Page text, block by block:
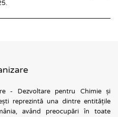
- Dezvoltare pentru Chimie și
reprezintă una dintre entitățile
având preocupări în toate